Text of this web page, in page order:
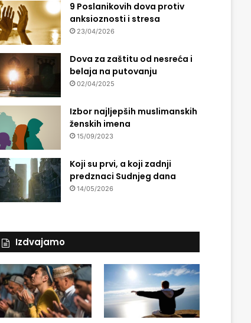
9 Poslanikovih dova protiv
anksioznosti i stresa
23/04/2026
Dova za zaštitu od nesreća i
belaja na putovanju
02/04/2025
Izbor najljepših muslimanskih
ženskih imena
15/09/2023
Koji su prvi, a koji zadnji
predznaci Sudnjeg dana
14/05/2026
Izdvajamo